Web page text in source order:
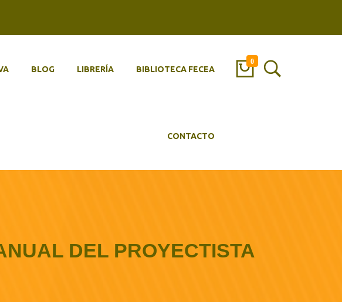
0
BLOG LIBRERÍA BIBLIOTECA FECEA
CONTACTO
DEL PROYECTISTA